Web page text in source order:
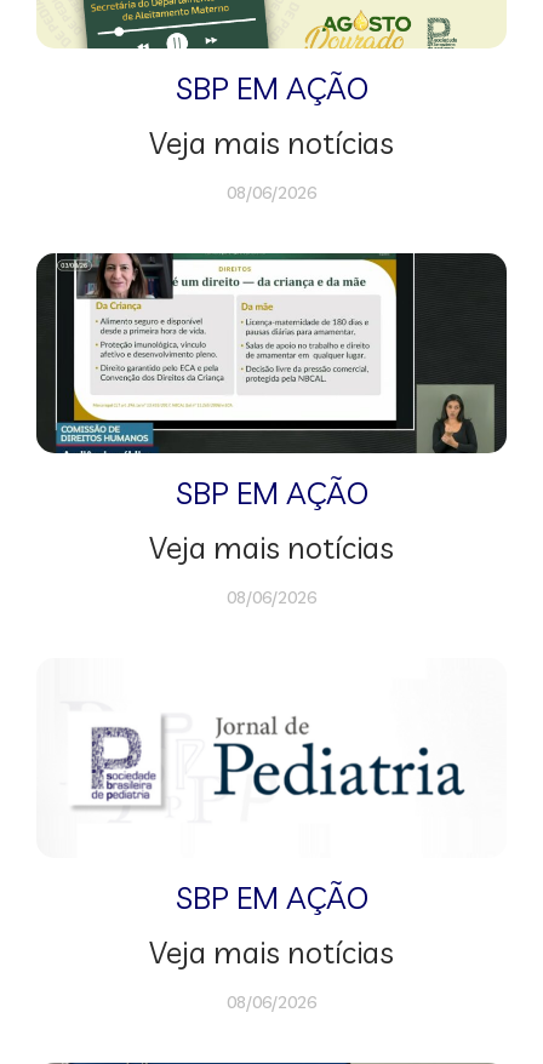
SBP EM AÇÃO
Veja mais notícias
08/06/2026
SBP EM AÇÃO
Veja mais notícias
08/06/2026
SBP EM AÇÃO
Veja mais notícias
08/06/2026